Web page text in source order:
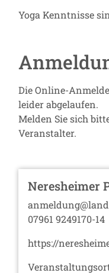
Yoga Kenntnisse
Die Online-
leider abgelaufen.
Melden Sie sich
Veranstalter.
Neresheimer
07961 9249170-14
https://